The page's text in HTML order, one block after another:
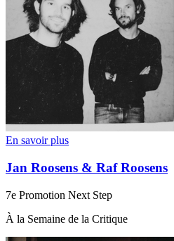
En savoir plus
Jan Roosens & Raf Roosens
7e Promotion Next Step
À la Semaine de la Critique